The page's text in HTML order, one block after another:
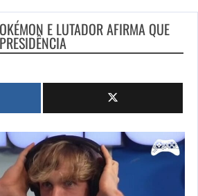
E LUTADOR AFIRMA QUE